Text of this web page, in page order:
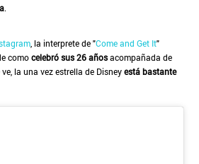
.
, la interprete de "Come and Get It"
comocelebró sus 26 añosacompañada de
la una vez estrella de Disneyestá bastante